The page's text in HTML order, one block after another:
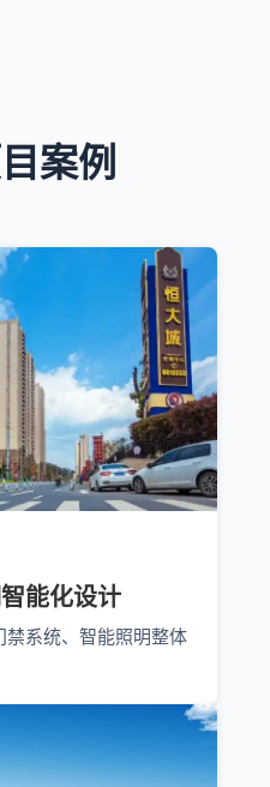
案例
能化设计
系统、智能照明整体